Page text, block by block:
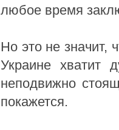
любое время
Но это не
Украине хватит
неподвижно
покажется.